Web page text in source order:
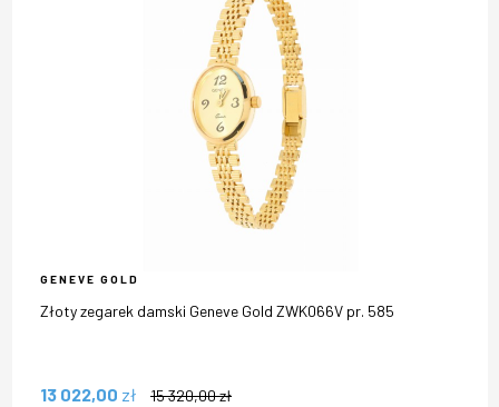
GENEVE GOLD
Złoty zegarek damski Geneve Gold ZWK066V pr. 585
13 022,00 zł 15 320,00zł